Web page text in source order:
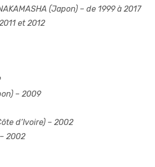
(Japon) – de 1999 à 2017
et 2012
– 2009
d’Ivoire) – 2002
2002